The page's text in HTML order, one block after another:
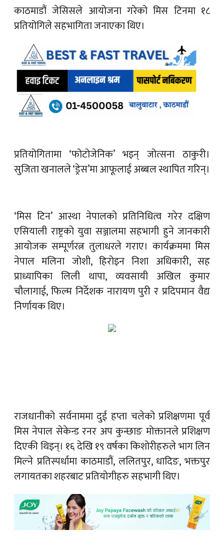
काठमाडौं जेसिसले आयोजना गरेको मिस टिनमा १८
प्रतियोगिले सहभागिता जनाएका थिए।
प्रतियोगितामा ‘फोटोजेनिक’ भइन् जोत्सना ठाकुरी।
सुजिता खनालले ‘ड्रेस’मा आफूलाई अब्बल स्थापित गरिन्।
‘मिस टिन’ आस्था नेपालको प्रतिनिधित्व गरेर दक्षिण
एसियाली राष्ट्रको युवा सञ्जालमा सहभागी हुने जानकारी
आयोजक सम्पूर्णरत्न तुलाधरले गराए। कार्यक्रममा मिस
नेपाल मलिना जोशी, हिरोइन निशा अधिकारी, सह
प्राध्यापिका लिली थापा, व्यवसायी अखिल कुमार
चौलागाई, फिल्म निर्देशक नारायण पुरी र प्रदिपमान वैद्य
निर्णायक थिए।
राजधानीको सर्वनाममा दुई हप्ता चलेको प्रशिक्षणमा पूर्व
मिस नेपाल सेकेन्ड रनर अप कुन्छाङ मोक्तानले प्रशिक्षण
दिएकी थिइन्। १६ देखि १९ वर्षका किशोरीहरुले भाग लिन
मिल्ने प्रतिस्पर्धामा काठमाडौं, ललितपुर, धादिङ, भक्तपुर
लगायतका शहरबाट प्रतियोगीहरु सहभागी थिए।